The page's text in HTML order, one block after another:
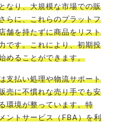
なり、大規模な市場での販
らに、これらのプラットフ
舗を持たずに商品をリスト
です。これにより、初期投
めることができます。
支払い処理や物流サポート
売に不慣れな売り手でも安
環境が整っています。特
ントサービス（FBA）を利